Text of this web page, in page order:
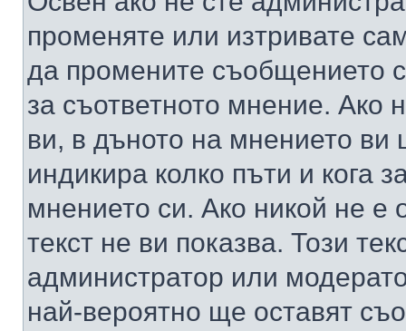
променяте или изтривате
да промените съобщението
за съответното мнение. Ако
ви, в дъното на мнението ви
индикира колко пъти и кога
мнението си. Ако никой не е
текст не ви показва. Този
администратор или
най-вероятно ще оставят